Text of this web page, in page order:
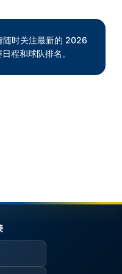
随时关注最新的 2026
程和球队排名。